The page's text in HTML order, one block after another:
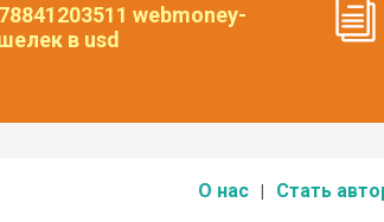
webmoney-
в usd
О нас Стать